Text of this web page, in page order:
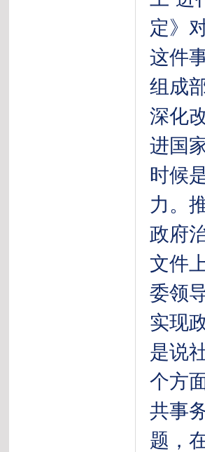
定》
这件
组成
深化
进国
时候
力。
政府
文件
委领
实现
是说
个方
共事
题，